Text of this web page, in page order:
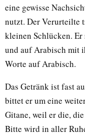
eine gewisse
nutzt. Der Verurteilte
kleinen Schlücken.
und auf Arabisch mit
Worte auf Arabisch.
Das Getränk ist fast
bittet er um eine
Gitane, weil er die,
Bitte wird in aller